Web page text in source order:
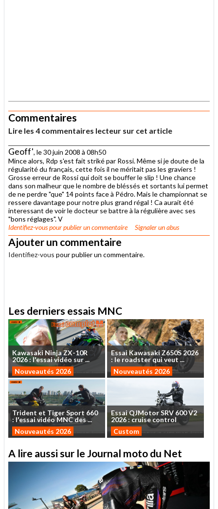
Commentaires
Lire les 4 commentaires lecteur sur cet article
Geoff', le 30 juin 2008 à 08h50
Mince alors, Rdp s'est fait striké par Rossi. Même si je doute de la
régularité du français, cette fois il ne méritait pas les graviers !
Grosse erreur de Rossi qui doit se bouffer le slip ! Une chance
dans son malheur que le nombre de bléssés et sortants lui permet
de ne perdre "que" 14 points face à Pédro. Mais le championnat se
ressere davantage pour notre plus grand régal ! Ca aurait été
interessant de voir le docteur se battre à la régulière avec ses
"bons réglages". V
Identifiez-vouspour publier un commentaire Signaler un abus
Ajouter un commentaire
Identifiez-vous pour publier un commentaire.
Les derniers essais MNC
Kawasaki NinjaZX-10R
2026: l'essaividéo sur...
Nouveautés 2026
Essai KawasakiZ650S 2026
: le roadsterquiveut ...
Nouveautés 2026
Trident et TigerSport 660
: l'essaividéoMNCdes...
Nouveautés 2026
EssaiQJMotorSRV 600V2
2026 : cruise control
Custom
A lire aussi sur le Journal moto du Net